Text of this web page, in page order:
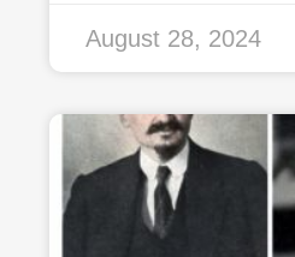
August 28, 2024